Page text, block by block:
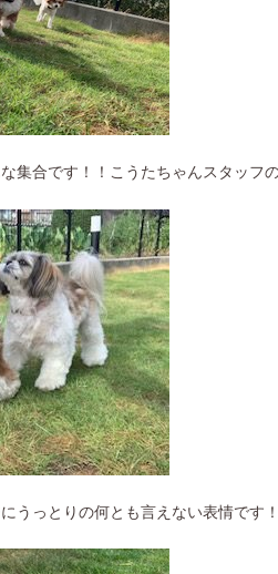
集合です！！こうたちゃんスタッフ
うっとりの何とも言えない表情です